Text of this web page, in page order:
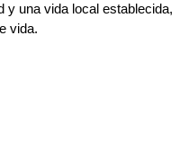
y una vida local establecida,
vida.